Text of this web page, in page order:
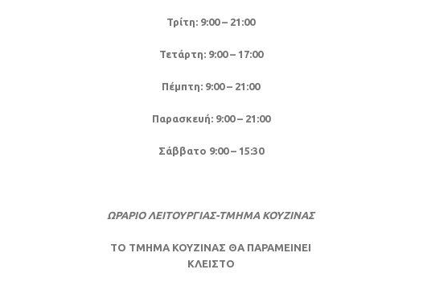
Τρίτη: 9:00 – 21:00
Τετάρτη: 9:00 – 17:00
Πέμπτη: 9:00 – 21:00
Παρασκευή: 9:00 – 21:00
Σάββατο 9:00 – 15:30
ΩΡΑΡΙΟ ΛΕΙΤΟΥΡΓΙΑΣ-ΤΜΗΜΑ ΚΟΥΖΙΝΑΣ
ΤΟ ΤΜΗΜΑ ΚΟΥΖΙΝΑΣ ΘΑ ΠΑΡΑΜΕΙΝΕΙ
ΚΛΕΙΣΤΟ